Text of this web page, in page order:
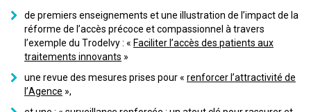
de premiers enseignements et une illustration de l’impact de la
réforme de l’accès précoce et compassionnel à travers
l’exemple du Trodelvy : « Faciliter l’accès des patients aux
traitements innovants »
une revue des mesures prises pour « renforcer l’attractivité de
l’Agence »,